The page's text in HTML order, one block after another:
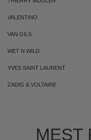
VALENTINO
VAN GILS
WET N WILD
YVES SAINT LAURENT
ZADIG & VOLTAIRE
MEST